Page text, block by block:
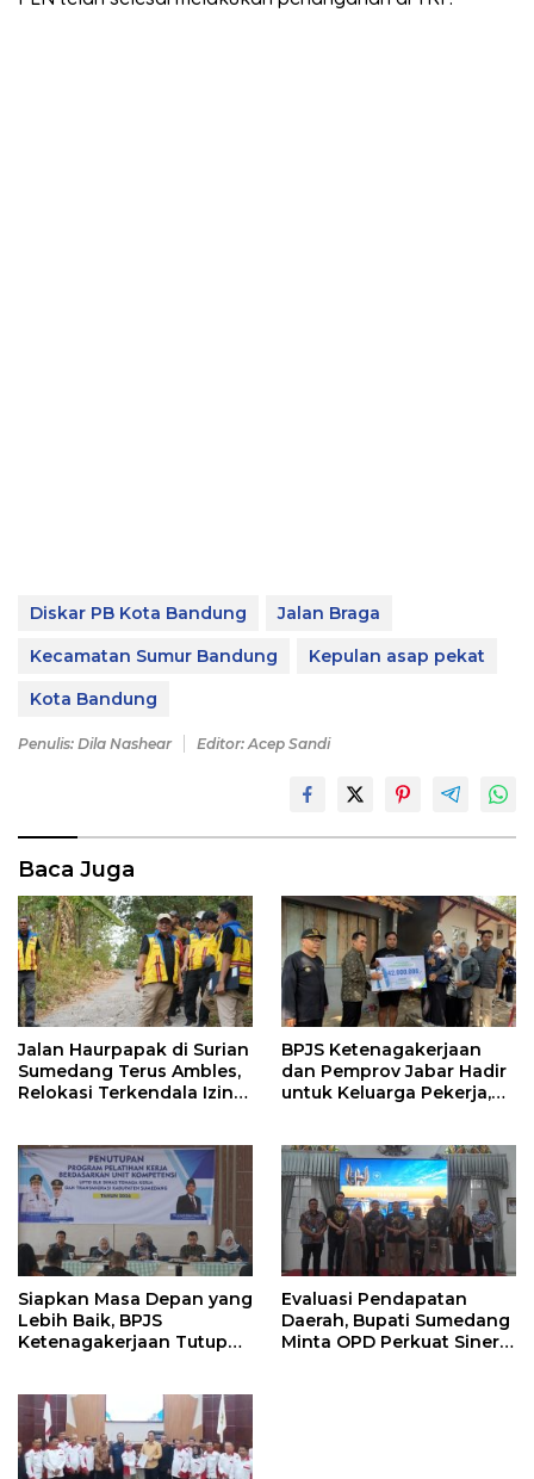
Diskar PB Kota Bandung
Jalan Braga
Kecamatan Sumur Bandung
Kepulan asap pekat
Kota Bandung
Penulis: Dila Nashear Editor: Acep Sandi
Baca Juga
Jalan Haurpapak di Surian
Sumedang Terus Ambles,
Relokasi Terkendala Izin
BPJS Ketenagakerjaan
dan Pemprov Jabar Hadir
untuk Keluarga Pekerja,
Siapkan Masa Depan yang
Lebih Baik, BPJS
Ketenagakerjaan Tutup
Evaluasi Pendapatan
Daerah, Bupati Sumedang
Minta OPD Perkuat Sinergi